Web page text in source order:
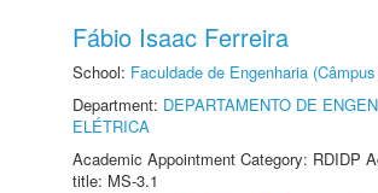
Fábio Isaac Ferreira
School: Faculdade de Engenharia
Department: DEPARTAMENTO DE
ELÉTRICA
Academic Appointment Category: RDIDP
title: MS-3.1